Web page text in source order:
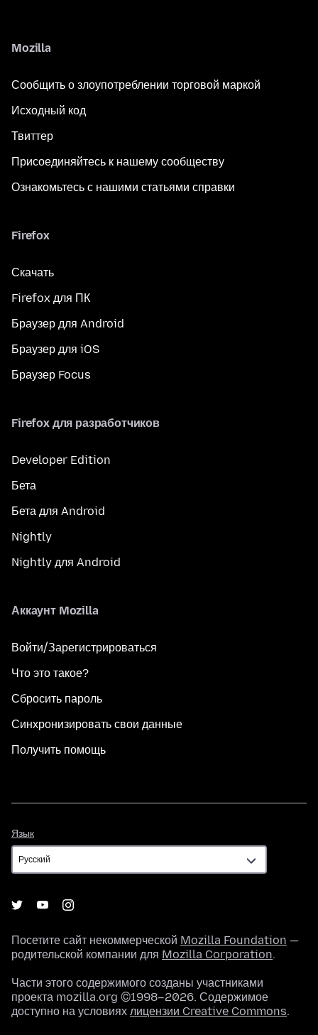
Mozilla
Сообщить о злоупотреблении торговой маркой
Исходный код
Твиттер
Присоединяйтесь к нашему сообществу
Ознакомьтесь с нашими статьями справки
Firefox
Скачать
Firefox для ПК
Браузер для Android
Браузер для iOS
Браузер Focus
Firefox для разработчиков
Developer Edition
Бета
Бета для Android
Nightly
Nightly для Android
Аккаунт Mozilla
Войти/Зарегистрироваться
Что это такое?
Сбросить пароль
Синхронизировать свои данные
Получить помощь
Язык
Посетите сайт некоммерческой Mozilla Foundation —
родительской компании для Mozilla Corporation.
Части этого содержимого созданы участниками
проекта mozilla.org ©1998–2026. Содержимое
доступно на условиях лицензии Creative Commons.